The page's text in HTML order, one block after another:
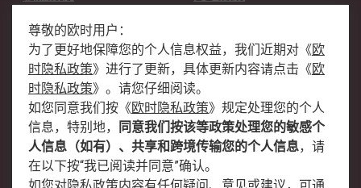
关于欧时
欧时销售条款
账户和付款
企业集团
全球办事处
关于我们
新闻中心
加入我们
尊敬的欧时用户：
为了更好地保障您的个人信息权益，我们近期对 《欧
时隐私政策》 进行了更新，具体更新内容请点击 《欧
时隐私政策》 。请您仔细阅读。
如您同意我们按 《欧时隐私政策》 规定处理您的个人
信息，特别地，
同意我们按该等政策处理您的敏感个
人信息（如有）、共享和跨境传输您的个人信息，请
在以下按“我已阅读并同意”确认。